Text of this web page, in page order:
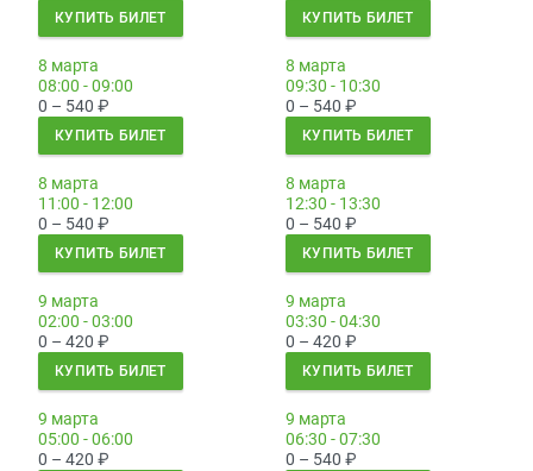
КУПИТЬ БИЛЕТ КУПИТЬ БИЛЕТ
8 марта
08:00 - 09:00
0 – 540 ₽
КУПИТЬ БИЛЕТ
8 марта
09:30 - 10:30
0 – 540 ₽
КУПИТЬ БИЛЕТ
8 марта
11:00 - 12:00
0 – 540 ₽
КУПИТЬ БИЛЕТ
8 марта
12:30 - 13:30
0 – 540 ₽
КУПИТЬ БИЛЕТ
9 марта
02:00 - 03:00
0 – 420 ₽
КУПИТЬ БИЛЕТ
9 марта
03:30 - 04:30
0 – 420 ₽
КУПИТЬ БИЛЕТ
9 марта
05:00 - 06:00
0 – 420 ₽
9 марта
06:30 - 07:30
0 – 540 ₽